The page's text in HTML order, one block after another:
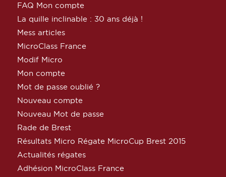
FAQ Mon compte
La quille inclinable : 30 ans déjà !
Mess articles
MicroClass France
Modif Micro
Mon compte
Mot de passe oublié ?
Nouveau compte
Nouveau Mot de passe
Rade de Brest
Résultats Micro Régate MicroCup Brest 2015
Actualités régates
Adhésion MicroClass France